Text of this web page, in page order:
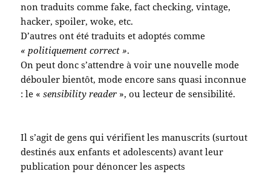
non traduits comme fake, fact checking, vintage,
hacker, spoiler, woke, etc.
D’autres ont été traduits et adoptés comme
« politiquement correct ».
On peut donc s’attendre à voir une nouvelle mode
débouler bientôt, mode encore sans quasi inconnue
: le « sensibility reader », ou lecteur de sensibilité.
Il s’agit de gens qui vérifient les manuscrits (surtout
destinés aux enfants et adolescents) avant leur
publication pour dénoncer les aspects